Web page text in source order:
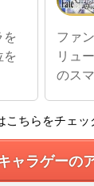
ファ
リュ
のス
こちらをチェッ
ャラゲーの